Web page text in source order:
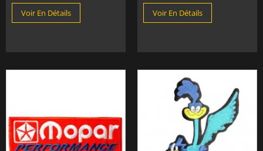
Voir En Détails Voir En Détails